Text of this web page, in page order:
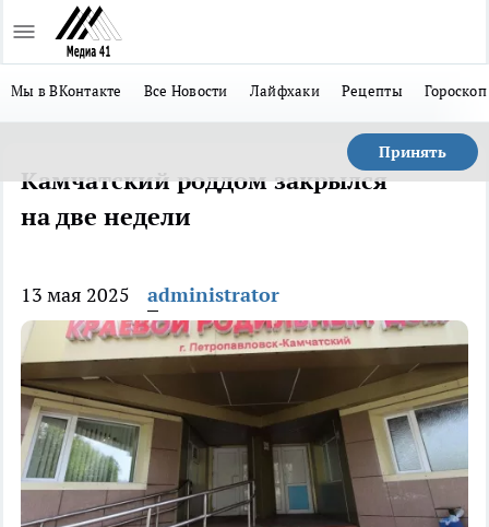
Мы в ВКонтакте Все Новости Лайфхаки Рецепты Гороскоп
Принять
Камчатский роддом закрылся
на две недели
13 мая 2025 administrator